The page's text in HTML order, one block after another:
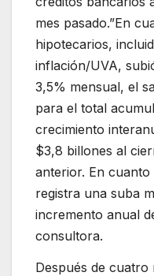
mes pasado.”En
hipotecarios,
inflación/UVA,
3,5% mensual, el
para el total
crecimiento
$3,8 billones al
anterior. En cuanto
registra una suba
incremento anual
consultora.
Después de cuatro